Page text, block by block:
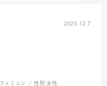
2025.12.7
フェミニン 性別:女性